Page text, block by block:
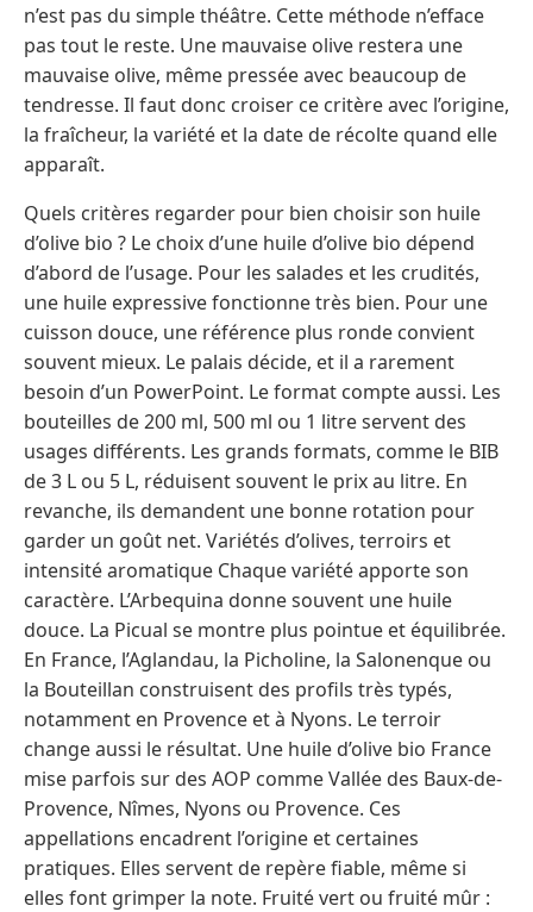
n’est pas du simple théâtre. Cette méthode n’efface
pas tout le reste. Une mauvaise olive restera une
mauvaise olive, même pressée avec beaucoup de
tendresse. Il faut donc croiser ce critère avec l’origine,
la fraîcheur, la variété et la date de récolte quand elle
apparaît.
Quels critères regarder pour bien choisir son huile
d’olive bio ? Le choix d’une huile d’olive bio dépend
d’abord de l’usage. Pour les salades et les crudités,
une huile expressive fonctionne très bien. Pour une
cuisson douce, une référence plus ronde convient
souvent mieux. Le palais décide, et il a rarement
besoin d’un PowerPoint. Le format compte aussi. Les
bouteilles de 200 ml, 500 ml ou 1 litre servent des
usages différents. Les grands formats, comme le BIB
de 3 L ou 5 L, réduisent souvent le prix au litre. En
revanche, ils demandent une bonne rotation pour
garder un goût net. Variétés d’olives, terroirs et
intensité aromatique Chaque variété apporte son
caractère. L’Arbequina donne souvent une huile
douce. La Picual se montre plus pointue et équilibrée.
En France, l’Aglandau, la Picholine, la Salonenque ou
la Bouteillan construisent des profils très typés,
notamment en Provence et à Nyons. Le terroir
change aussi le résultat. Une huile d’olive bio France
mise parfois sur des AOP comme Vallée des Baux-de-
Provence, Nîmes, Nyons ou Provence. Ces
appellations encadrent l’origine et certaines
pratiques. Elles servent de repère fiable, même si
elles font grimper la note. Fruité vert ou fruité mûr :